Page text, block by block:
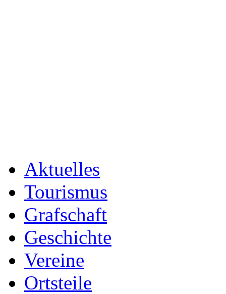
Aktuelles
Tourismus
Grafschaft
Geschichte
Vereine
Ortsteile